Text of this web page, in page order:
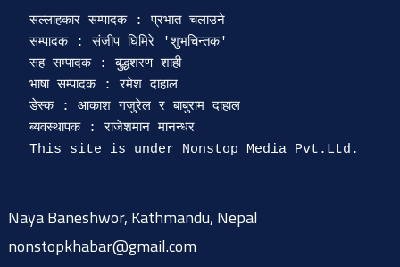
सल्लाहकार सम्पादक : प्रभात चलाउने
सम्पादक : संजीप घिमिरे 'शुभचिन्तक'
सह सम्पादक : बुद्धशरण शाही
भाषा सम्पादक : रमेश दाहाल
डेस्क : आकाश गजुरेल र बाबुराम दाहाल
ब्यवस्थापक : राजेशमान मानन्धर
Naya Baneshwor, Kathmandu, Nepal
nonstopkhabar@gmail.com